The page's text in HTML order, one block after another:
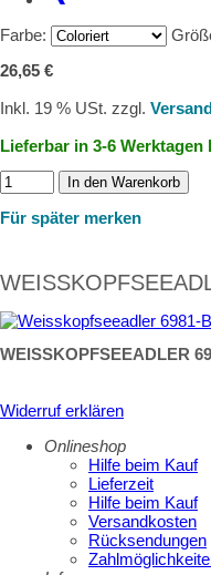
Farbe:
26,65 €
Inkl. 19 % USt. zzgl.
Lieferbar in 3-6
In den Warenkorb
Für später merken
WEISSKOPFSEEADLER
Widerruf erklären
Onlineshop
Hilfe beim Kauf
Lieferzeit
Hilfe beim Kauf
Versandkosten
Rücksendungen